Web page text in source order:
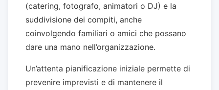
(catering, fotografo, animatori o DJ) e la
suddivisione dei compiti, anche
coinvolgendo familiari o amici che possano
dare una mano nell’organizzazione.
Un’attenta pianificazione iniziale permette di
prevenire imprevisti e di mantenere il